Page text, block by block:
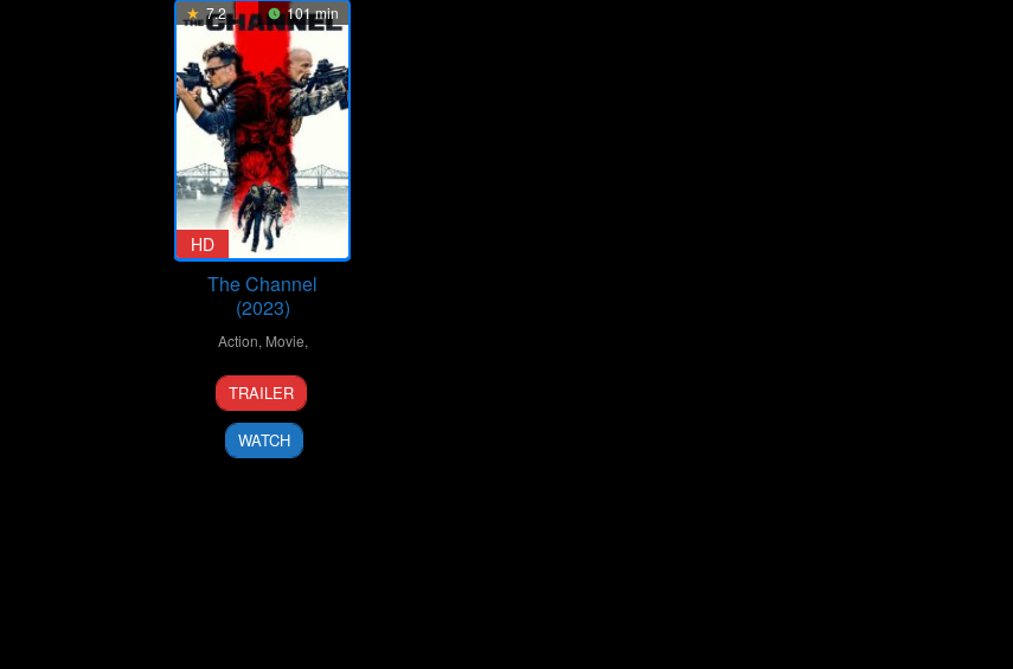
7.2 101 min
HD
The Channel
(2023)
Action, Movie,
14
Jul
2023
William
Kaufman
TRAILER
WATCH